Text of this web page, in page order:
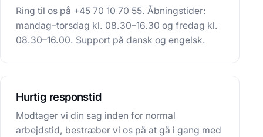
Ring til os på +45 70 10 70 55. Åbningstider:
mandag–torsdag kl. 08.30–16.30 og fredag kl.
08.30–16.00. Support på dansk og engelsk.
Hurtig responstid
Modtager vi din sag inden for normal
arbejdstid, bestræber vi os på at gå i gang med